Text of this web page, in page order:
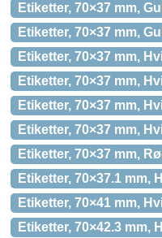
Etiketter, 70×37 mm,
Etiketter, 70×37 mm,
Etiketter, 70×37 mm,
Etiketter, 70×37 mm,
Etiketter, 70×37 mm,
Etiketter, 70×37 mm,
Etiketter, 70×37 mm,
Etiketter, 70×37.1 mm,
Etiketter, 70×41 mm,
Etiketter, 70×42.3 mm,